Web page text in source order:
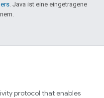
. Java ist eine eingetragene
protocol that enables